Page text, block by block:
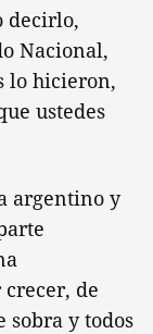
decirlo,
Nacional,
lo hicieron,
ustedes
argentino y
de
sobra y todos